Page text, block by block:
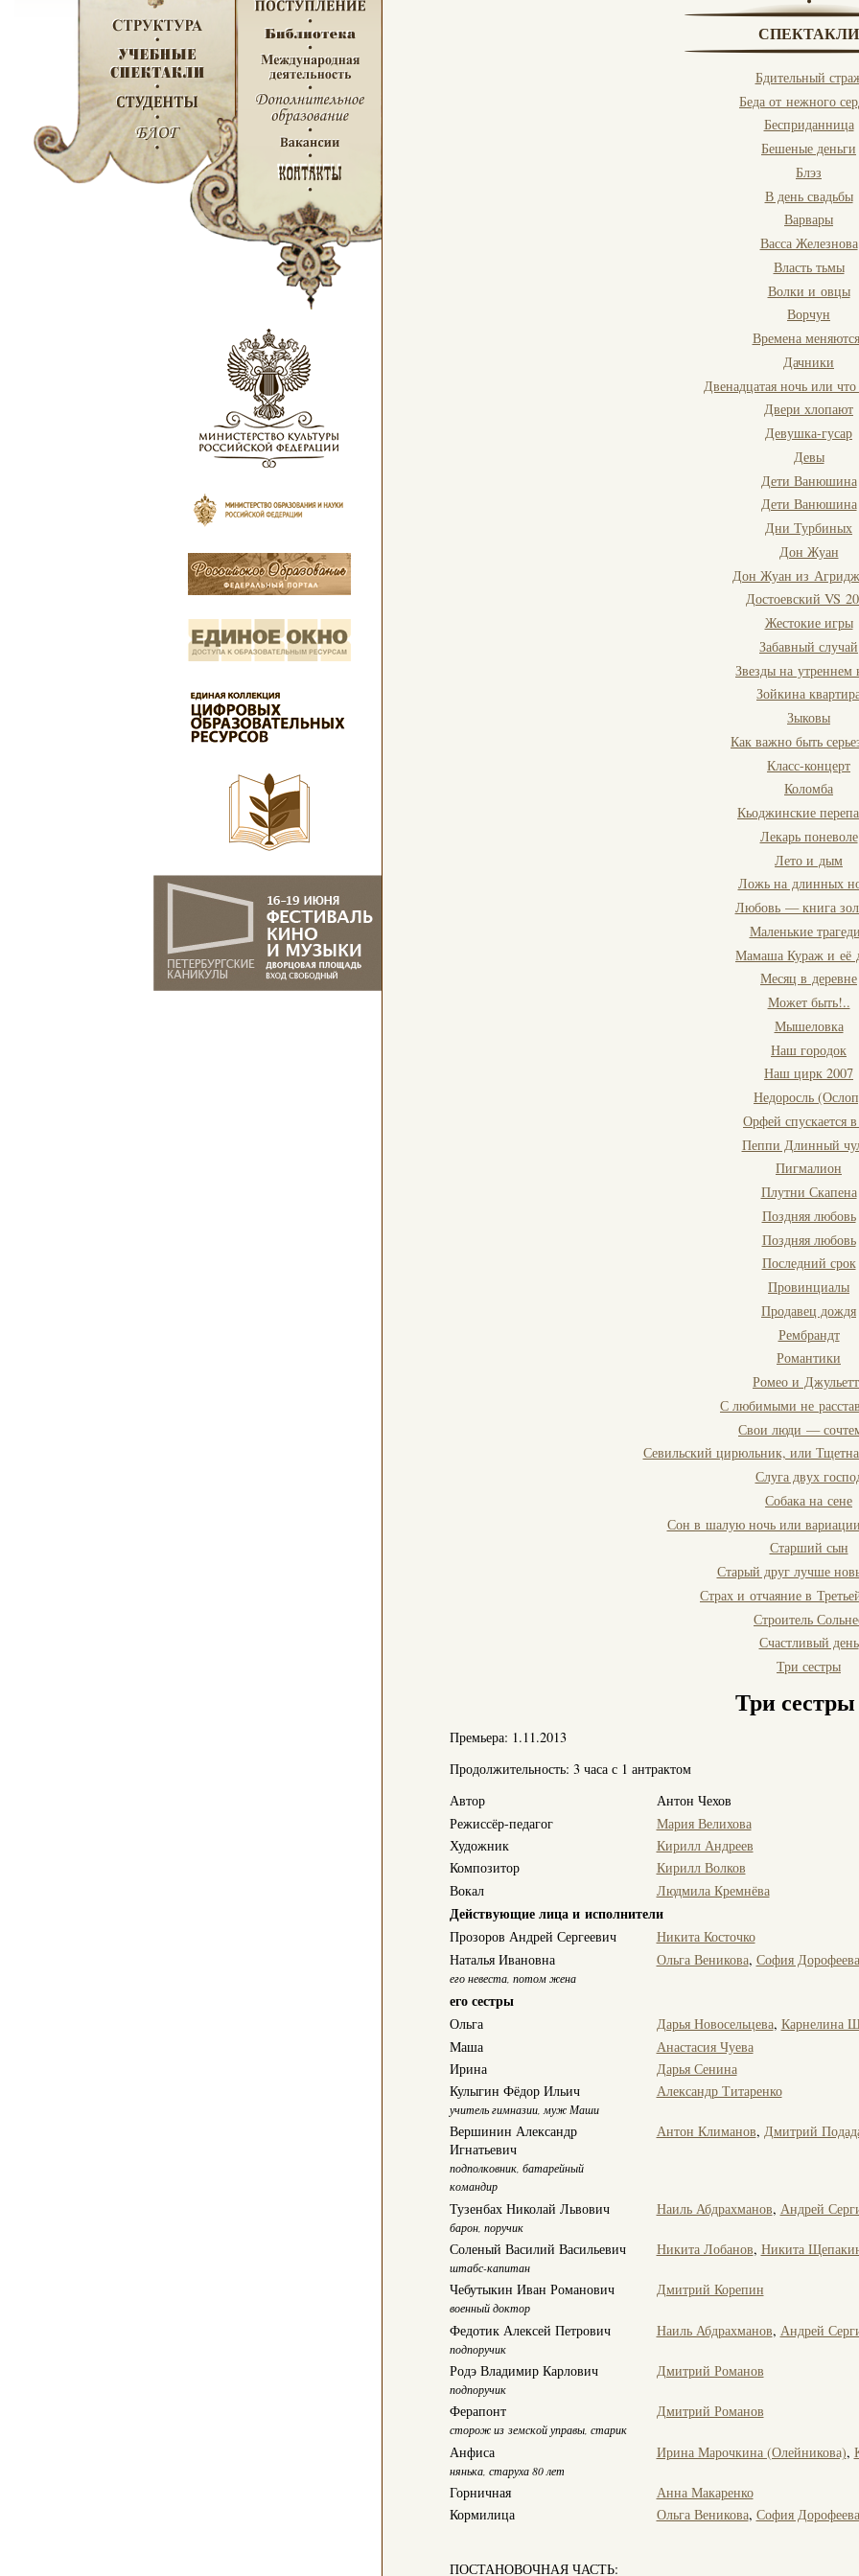
СПЕКТАКЛИ
Бдительный
Беда от нежного
Бесприданница
Бешеные деньги
Блэз
В день свадьбы
Варвары
Васса Железнова
Власть тьмы
Волки и овцы
Ворчун
Времена
Дачники
Двенадцатая ночь или
Двери хлопают
Девушка-гусар
Девы
Дети Ванюшина
Дети Ванюшина
Дни Турбиных
Дон Жуан
Дон Жуан из
Достоевский VS
Жестокие игры
Забавный случай
Звезды на утреннем
Зойкина
Зыковы
Как важно быть
Класс-концерт
Коломба
Кьоджинские
Лекарь поневоле
Лето и дым
Ложь на длинных
Любовь — книга
Маленькие
Мамаша Кураж и её
Месяц в деревне
Может быть!..
Мышеловка
Наш городок
Наш цирк 2007
Недоросль
Орфей спускается
Пеппи Длинный
Пигмалион
Плутни Скапена
Поздняя любовь
Поздняя любовь
Последний срок
Провинциалы
Продавец дождя
Рембрандт
Романтики
Ромео и
С любимыми не
Свои люди —
Севильский цирюльник, или
Слуга двух
Собака на сене
Сон в шалую ночь или
Старший сын
Старый друг лучше
Страх и отчаяние в
Строитель
Счастливый день
Три сестры
Три сестры
Премьера: 1.11.2013
Продолжительность: 3 часа с 1 антрактом
Автор
Антон Чехов
Режиссёр-педагог
Мария Велихова
Художник
Кирилл Андреев
Композитор
Кирилл Волков
Вокал
Людмила Кремнёва
Действующие лица и исполнители
Прозоров Андрей Сергеевич
Никита Косточко
Наталья Ивановна
его невеста, потом жена
Ольга Веникова, София Дорофеева
его сестры
Ольга Дарья Новосельцева, Карнелина
Маша
Анастасия Чуева
Ирина
Дарья Сенина
Кулыгин Фёдор Ильич
учитель гимназии, муж Маши
Александр Титаренко
Вершинин Александр
Игнатьевич
подполковник, батарейный
командир
Антон Климанов, Дмитрий
Тузенбах Николай Львович
барон, поручик
Наиль Абдрахманов, Андрей
Соленый Василий Васильевич
штабс-капитан
Никита Лобанов, Никита
Чебутыкин Иван Романович
военный доктор
Дмитрий Корепин
Федотик Алексей Петрович
подпоручик
Наиль Абдрахманов, Андрей
Родэ Владимир Карлович
подпоручик
Дмитрий Романов
Ферапонт
сторож из земской управы, старик
Дмитрий Романов
Анфиса
нянька, старуха 80 лет
Ирина Марочкина (Олейникова),
Горничная
Анна Макаренко
Кормилица
Ольга Веникова, София Дорофеева
ПОСТАНОВОЧНАЯ ЧАСТЬ: